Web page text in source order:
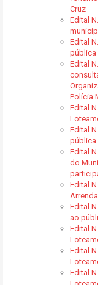
Cruz
Edital
Edital
pública
Edital
Polícia
Edital
Edital
pública
Edital
do
Edital
Edital
ao
Edital
Edital
Edital